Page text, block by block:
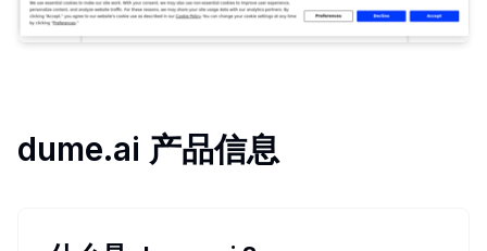
dume.ai 产品信息